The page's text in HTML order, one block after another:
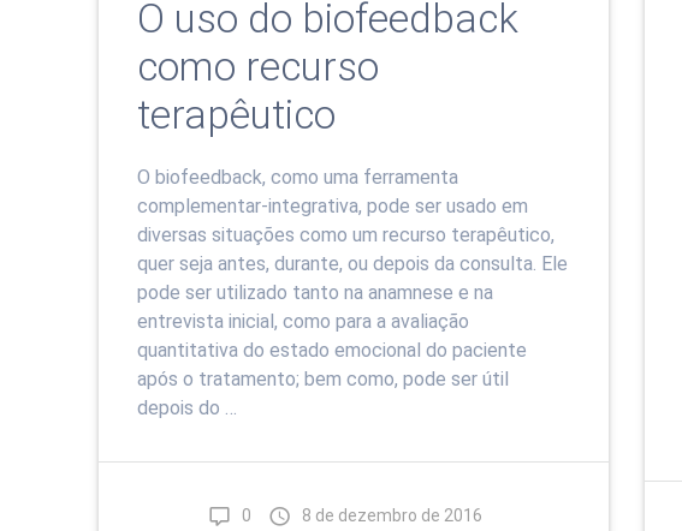
O uso do biofeedback
como recurso
terapêutico
O biofeedback, como uma ferramenta
complementar-integrativa, pode ser usado em
diversas situações como um recurso terapêutico,
quer seja antes, durante, ou depois da consulta. Ele
pode ser utilizado tanto na anamnese e na
entrevista inicial, como para a avaliação
quantitativa do estado emocional do paciente
após o tratamento; bem como, pode ser útil
depois do …
0
8 de dezembro de 2016